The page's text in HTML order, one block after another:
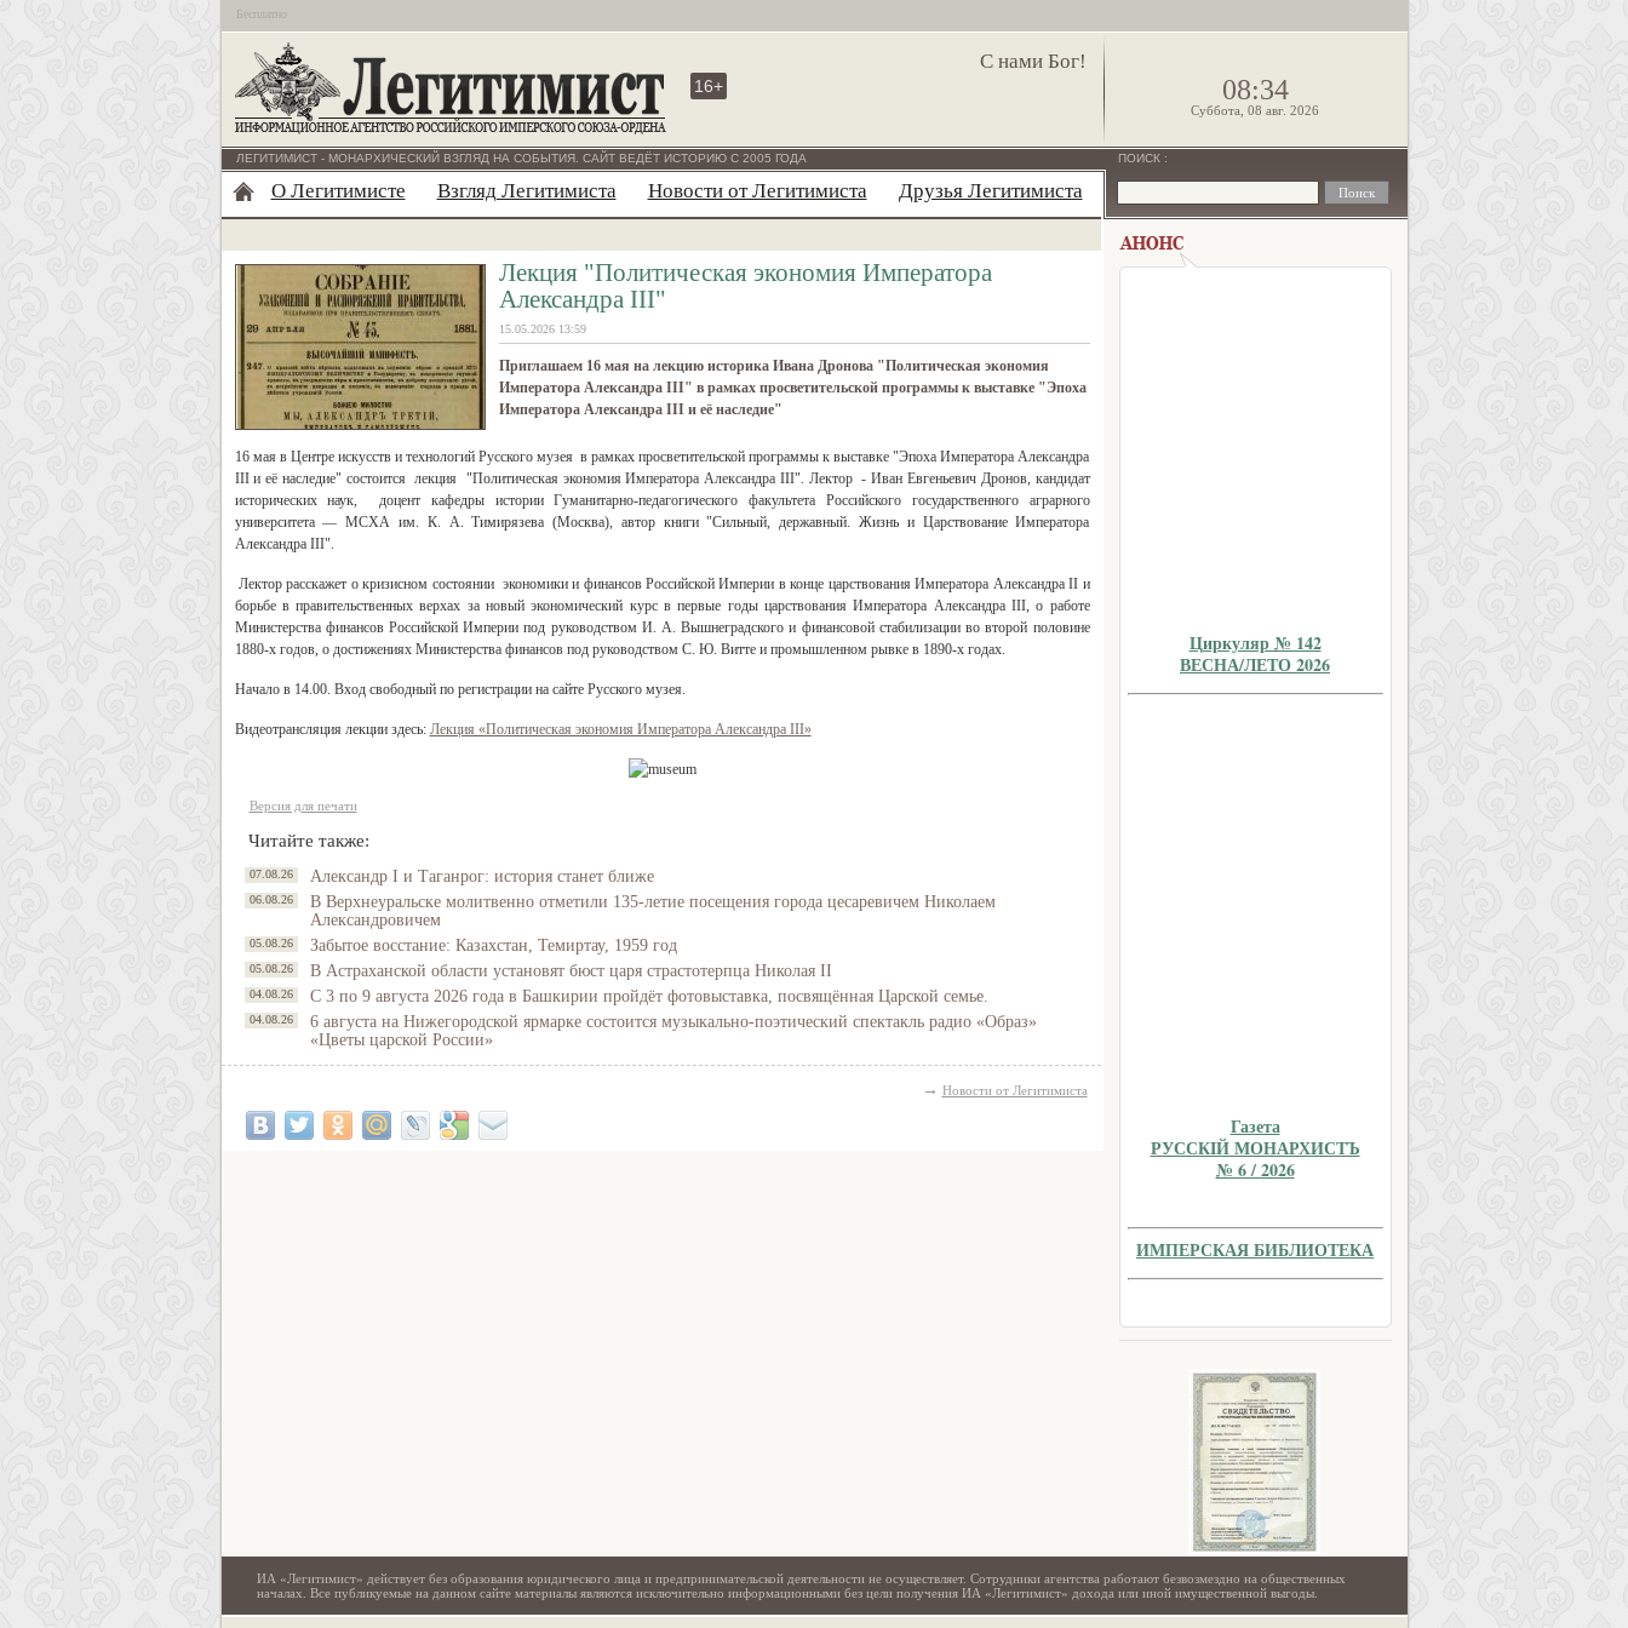
Бесплатно
С нами Бог!
16+ 08:34
Суббота, 08 авг. 2026
ЛЕГИТИМИСТ - МОНАРХИЧЕСКИЙ ВЗГЛЯД НА СОБЫТИЯ. САЙТ ВЕДЁТ ИСТОРИЮ С 2005 ГОДА
О Легитимисте Взгляд Легитимиста Новости от Легитимиста Друзья Легитимиста
Лекция "Политическая экономия Императора
Александра III"
15.05.2026 13:59
Приглашаем 16 мая на лекцию историка Ивана Дронова "Политическая экономия
Императора Александра III" в рамках просветительской программы к выставке "Эпоха
Императора Александра III и её наследие"
16 мая в Центре искусств и технологий Русского музея в рамках просветительской программы к выставке "Эпоха Императора Александра
III и её наследие" состоится лекция "Политическая экономия Императора Александра III". Лектор - Иван Евгеньевич Дронов, кандидат
исторических наук, доцент кафедры истории Гуманитарно-педагогического факультета Российского государственного аграрного
университета — МСХА им. К. А. Тимирязева (Москва), автор книги "Сильный, державный. Жизнь и Царствование Императора
Александра III".
Лектор расскажет о кризисном состоянии экономики и финансов Российской Империи в конце царствования Императора Александра II и
борьбе в правительственных верхах за новый экономический курс в первые годы царствования Императора Александра III, о работе
Министерства финансов Российской Империи под руководством И. А. Вышнеградского и финансовой стабилизации во второй половине
1880-х годов, о достижениях Министерства финансов под руководством С. Ю. Витте и промышленном рывке в 1890-х годах.
Начало в 14.00. Вход свободный по регистрации на сайте Русского музея.
Видеотрансляция лекции здесь: Лекция «Политическая экономия Императора Александра III»
Версия для печати
Читайте также:
07.08.26 Александр I и Таганрог: история станет ближе
06.08.26
В Верхнеуральске молитвенно отметили 135-летие посещения города цесаревичем Николаем
Александровичем
05.08.26 Забытое восстание: Казахстан, Темиртау, 1959 год
05.08.26 В Астраханской области установят бюст царя страстотерпца Николая II
04.08.26 С 3 по 9 августа 2026 года в Башкирии пройдёт фотовыставка, посвящённая Царской семье.
04.08.26
6 августа на Нижегородской ярмарке состоится музыкально-поэтический спектакль радио «Образ»
«Цветы царской России»
→ Новости от Легитимиста
ПОИСК :
Циркуляр № 142
ВЕСНА/ЛЕТО 2026
Газета
РУССКIЙ МОНАРХИСТЪ
№ 6 / 2026
ИМПЕРСКАЯ БИБЛИОТЕКА
ИА «Легитимист» действует без образования юридического лица и предпринимательской деятельности не осуществляет. Сотрудники агентства работают безвозмездно на общественных
началах. Все публикуемые на данном сайте материалы являются исключительно информационными без цели получения ИА «Легитимист» дохода или иной имущественной выгоды.